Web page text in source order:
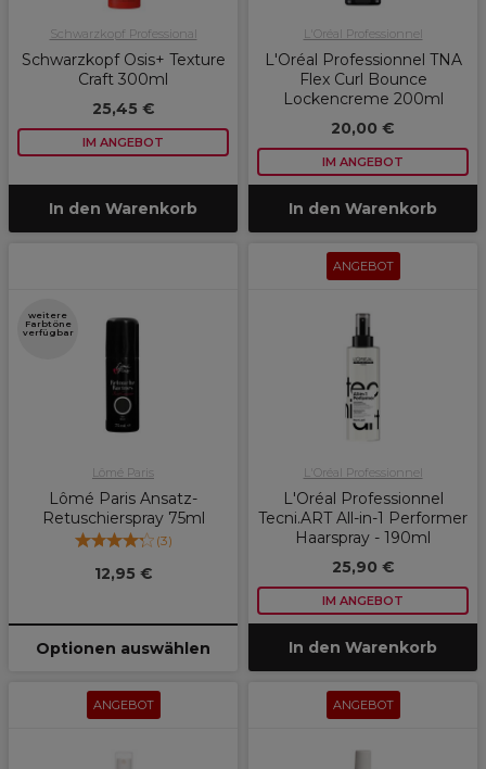
Schwarzkopf Professional
Schwarzkopf Osis+ Texture
Craft 300ml
25,45 €
IM ANGEBOT
In den Warenkorb
L'Oréal Professionnel
L'Oréal Professionnel TNA
Flex Curl Bounce
Lockencreme 200ml
20,00 €
IM ANGEBOT
In den Warenkorb
weitere
Farbtöne
verfügbar
Lômé Paris
Lômé Paris Ansatz-
Retuschierspray 75ml
(3)
12,95 €
Optionen auswählen
ANGEBOT
L'Oréal Professionnel
L'Oréal Professionnel
Tecni.ART All-in-1 Performer
Haarspray - 190ml
25,90 €
IM ANGEBOT
In den Warenkorb
ANGEBOT ANGEBOT